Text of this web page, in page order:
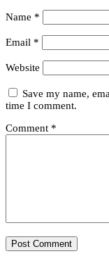
Name *
Email *
Website
Save my name,
time I comment.
Comment *